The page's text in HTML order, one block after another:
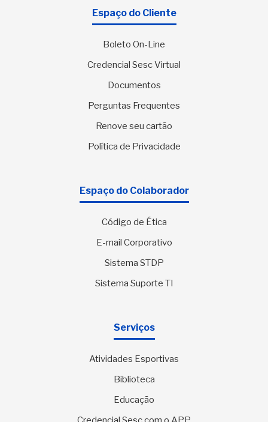
Espaço do Cliente
Boleto On-Line
Credencial Sesc Virtual
Documentos
Perguntas Frequentes
Renove seu cartão
Política de Privacidade
Espaço do Colaborador
Código de Ética
E-mail Corporativo
Sistema STDP
Sistema Suporte TI
Serviços
Atividades Esportivas
Biblioteca
Educação